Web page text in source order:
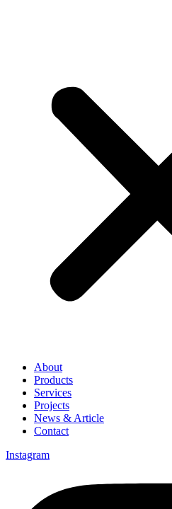
About
Products
Services
Projects
News & Article
Contact
Instagram